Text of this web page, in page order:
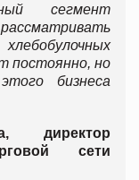
сегмент
постоянно, но
бизнеса
директор
сети